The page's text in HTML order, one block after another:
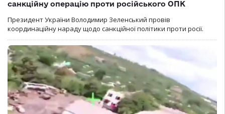
санкційну операцію проти російського ОПК
Президент України Володимир Зеленський провів
координаційну нараду щодо санкційної політики проти росії.